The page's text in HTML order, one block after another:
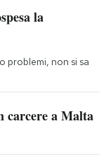
la
problemi, non si sa
carcere a Malta